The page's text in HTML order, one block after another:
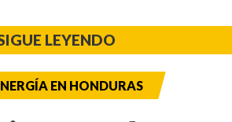
LEYENDO
EN HONDURAS